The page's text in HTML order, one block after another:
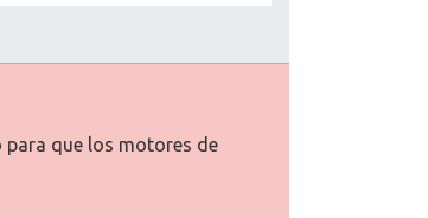
que los motores de